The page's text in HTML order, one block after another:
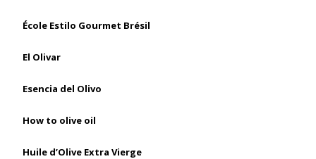
École Estilo Gourmet Brésil
El Olivar
Esencia del Olivo
How to olive oil
Huile d’Olive Extra Vierge